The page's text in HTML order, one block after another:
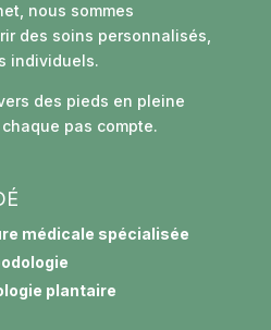
nous sommes
des soins personnalisés,
individuels.
des pieds en pleine
pas compte.
médicale spécialisée
plantaire